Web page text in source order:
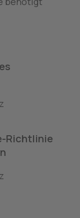
Richtlinie